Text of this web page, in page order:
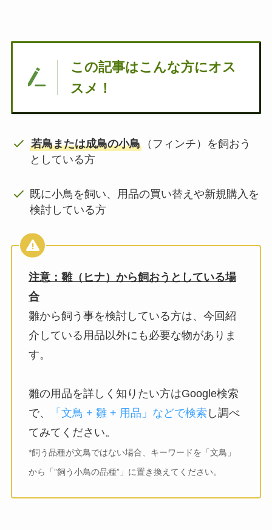
この記事はこんな方にオス
スメ！
若鳥または成鳥の小鳥 （フィンチ）を飼おう
としている方
既に小鳥を飼い、用品の買い替えや新規購入を
検討している方
注意：雛（ヒナ）から飼おうとしている場
合
雛から飼う事を検討している方は、今回紹
介している用品以外にも必要な物がありま
す。
雛の用品を詳しく知りたい方はGoogle検索
で、
「文鳥 + 雛 + 用品」などで検索 し調べ
てみてください。
*飼う品種が文鳥ではない場合、キーワードを「文鳥」
から「”飼う小鳥の品種”」に置き換えてください。